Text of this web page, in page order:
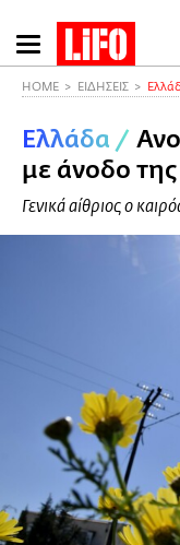
Παράκαμψη
προς
περιεχόμενο
HOME ΕΙΔΗΣΕΙΣ
Ελλάδα /
με άνοδο
Γενικά αίθριος ο